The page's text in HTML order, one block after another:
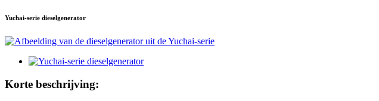
Yuchai-serie dieselgenerator
Korte beschrijving: